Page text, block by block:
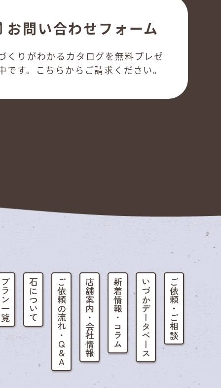
お問い合わせフォーム
くりがわかるカタログを無料プレゼ
です。こちらからご請求ください。
一覧 石について ご依頼の流れ・Q&A 店舗案内・会社情報 新着情報・コラム いづかデータベース ご依頼・ご相談